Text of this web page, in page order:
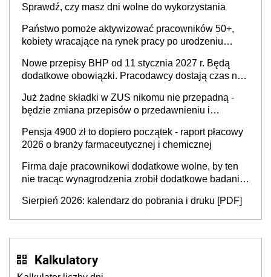
Sprawdź, czy masz dni wolne do wykorzystania
Państwo pomoże aktywizować pracowników 50+,
kobiety wracające na rynek pracy po urodzeniu
neuroatypowe. Powstanie Fundusz na rzecz
Inkluzywności w Zatrudnianiu?
Nowe przepisy BHP od 11 stycznia 2027 r. Będą
dodatkowe obowiązki. Pracodawcy dostają czas na
Już żadne składki w ZUS nikomu nie przepadną -
będzie zmiana przepisów o przedawnieniu i
Pensja 4900 zł to dopiero początek - raport płacowy
2026 o branży farmaceutycznej i chemicznej
Firma daje pracownikowi dodatkowe wolne, by ten
nie tracąc wynagrodzenia zrobił dodatkowe badania.
Sierpień 2026: kalendarz do pobrania i druku [PDF]
Kalkulatory